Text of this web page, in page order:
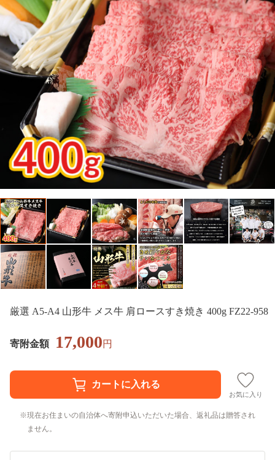
厳選 A5-A4 山形牛 メス牛 肩ロースすき焼き 400g FZ22-958
寄附金額 17,000円
お気に入り
現在お住まいの自治体へ寄附申込いただいた場合、返礼品は贈答され
ません。